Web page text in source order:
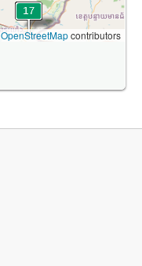
OpenStreetMapcontributors